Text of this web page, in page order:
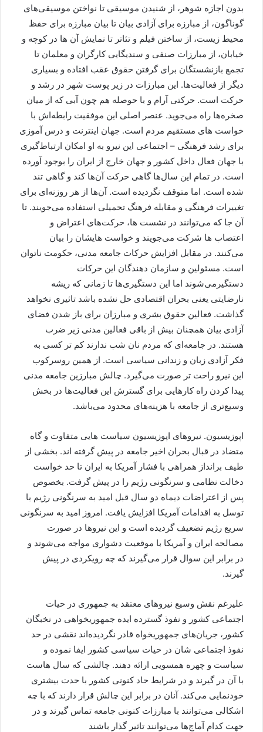
بدون اجازه شوهر، از شنیدن موسیقی تا نواختن موسیقی‌های
گوناگون، از مبارزه برای آزادی بیان تا بیان مبارزه برای حفظ
محیط زیست، از ساختن فیلم و تئاتر تا نمایش آن ها در کوچه و
خیابان، از مبارزات صنفی و سندیگایی کارگران و معلمان تا
تجمع بازنشستگان برای گرفتن حقوق عقب افتاده و بسیاری
دیگر از فعالیت‌ها. این مبارزات در زیر پوست شهر در رشد و
حرکت است. حرکتی آرام و با حوصله هم چون آبی که از میان
صخره‌ها راه می‌جوید. عنصر اصلی این موفقیت رابطه‌اش با
خواست های مستقیم مردم است. جهان اینترنت و درس آموزی
برای رشد فرهنگی – اجتماعی این نیرو به او امکان ارتباط‌گیری
با جهان فعال داخل کشور و جهان خارج از ایران را بوجود آورده
است. در تمام این سال‌ها گاهی حرکت آن‌ها کند و گاهی تند
شده است. اما متوقف نگردیده است. آن‌ها از هر روزنه‌ای برای
تغییرات فرهنگی و مقابله فرهنگ تحمیلی استفاده می‌جویند. تا
آن جا که می‌توانند در نشست ها، حرکت‌های اعتراض و
اعتصاب ها شرکت می‌جویند و خواست هایشان را بیان
می‌کنند. در مقابل افزایش حرکات جامعه مدنی، حکومت ناتوان
است. مسئولین و سازمان دهندگان این حرکات
دستگیرمی‌شوند اما این دستگیری‌ها تا زمانی که ریشه
نارضایتی یعنی بحران اقتصادی حل نشده باشد تاثیری نخواهد
گذاشت. فعالین حقوق بشری و مبارزان برای باز شدن فضای
آزادی بیان همچنان بیش از باقی فعالین مدنی زیر ضرب
هستند. در جامعه‌ای که مردم نان شب ندارند کم تر کسی به
فکر آزادی زبان و زندانی سیاسی است. از همین روسرکوب
این نیرو راحت تر صورت می‌گیرد. چالش مبارزین جامعه مدنی
پیدا کردن راه کارهایی برای گسترش این فعالیت‌ها در بخش
وسیع‌تری از جامعه با هزینه‌های محدود می‌باشد.
اپوزیسیون. نیروهای اپوزیسیون سیاست هایی متفاوت و گاه
متضاد در قبال بحران اخیر جامعه در پیش گرفته اند. بخشی از
طیف برانداز همراهی با فشار آمریکا به ایران تا حد خواست
دخالت نظامی و سرنگونی رژیم را در پیش گرفت. بخصوص
پس از اعتراضات دیماه دو سال قبل امید به سرنگونی رژیم با
توسل به اقدامات آمریکا افزایش یافت. امروز امید به سرنگونی
سریع رژیم تضعیف گردیده است و این نیروها در صورت
مصالحه ایران و آمریکا با موقعیت دشواری مواجه می‌شوند و
در برابر این سوال قرار می‌گیرند که چه رویکردی در پیش
گیرند.
علیرغم نقش وسیع نیروهای معتقد به جمهوری در حیات
اجتماعی کشور و نفوذ گسترده ایده جمهوریخواهی در نخبگان
کشور، جریان‌های جمهوریخواه قادر نگردیده‌اند نقشی در حد
نفوذ اجتماعی شان در حیات سیاسی کشور ایفا نموده و
سیاست و چهره همسویی ارائه دهند. چالشی که سال هاست
با آن در گیرند و در شرایط حاد کنونی کشور با حدت بیشتری
خودنمایی می‌کند. آنان در برابر این چالش قرار دارند که با چه
اشکالی می‌توانند با مبارزات کنونی جامعه تماس گیرند و در
جهت کدام آماج‌ها می‌توانند تاثیر گذار باشند